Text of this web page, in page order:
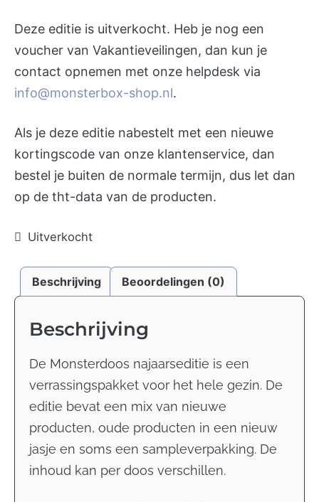
Deze editie is uitverkocht. Heb je nog een
voucher van Vakantieveilingen, dan kun je
contact opnemen met onze helpdesk via
info@monsterbox-shop.nl.
Als je deze editie nabestelt met een nieuwe
kortingscode van onze klantenservice, dan
bestel je buiten de normale termijn, dus let dan
op de tht-data van de producten.
Uitverkocht
Beschrijving Beoordelingen (0)
Beschrijving
De Monsterdoos najaarseditie is een
verrassingspakket voor het hele gezin. De
editie bevat een mix van nieuwe
producten, oude producten in een nieuw
jasje en soms een sampleverpakking. De
inhoud kan per doos verschillen.